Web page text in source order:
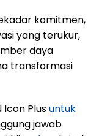
komitmen,
yang terukur,
daya
transformasi
Icon Plusuntuk
jawab